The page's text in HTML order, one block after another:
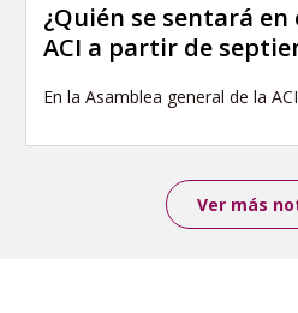
¿Quién se sentará en
ACI a partir de
En la Asamblea general de la
Ver más